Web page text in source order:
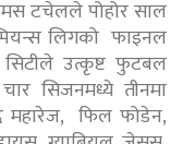
टचेलले पोहोर साल
लिगको फाइनल
उत्कृष्ट फुटबल
सिजनमध्ये तीनमा
महारेज, फिल फोडेन,